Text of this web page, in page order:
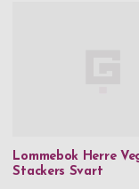
Lommebok Herre
Stackers Svart